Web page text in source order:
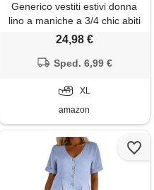
Generico vestiti estivi donna
lino a maniche a 3/4 chic abiti
vacanza comodo taglie forti
abito da spiaggia tinta unita
mare spiaggia vacanza s-3xl
24,98 €
Sped. 6,99 €
XL
amazon